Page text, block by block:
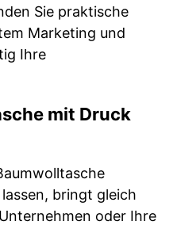
Sie praktische
Marketing und
Ihre
mit Druck
bringt gleich
oder Ihre